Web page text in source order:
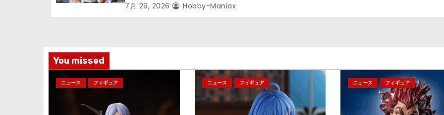
次郎」が登場ッッ!!
7月 29, 2026 Hobby-Maniax
You missed
ニュース フィギュア ニュース フィギュア ニュース フィギュア